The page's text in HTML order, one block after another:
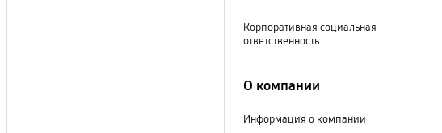
Корпоративная социальная
ответственность
О компании
Информация о компании